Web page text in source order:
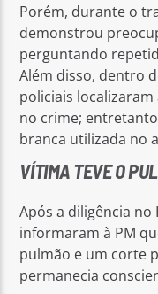
Porém, durante o
demonstrou
perguntando
Além disso, dentro
policiais localizaram
no crime;
branca utilizada no
VÍTIMA TEVE O
Após a diligência
informaram à PM
pulmão e um corte
permanecia